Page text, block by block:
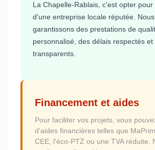
La Chapelle-Rablais, c'est opter pour
d'une entreprise locale réputée. Nous
garantissons des prestations de
personnalisé, des délais respectés
transparents.
Financement et aides
Pour faciliter vos projets, vous
d'aides financières telles que
CEE, l'éco-PTZ ou une TVA réduite.